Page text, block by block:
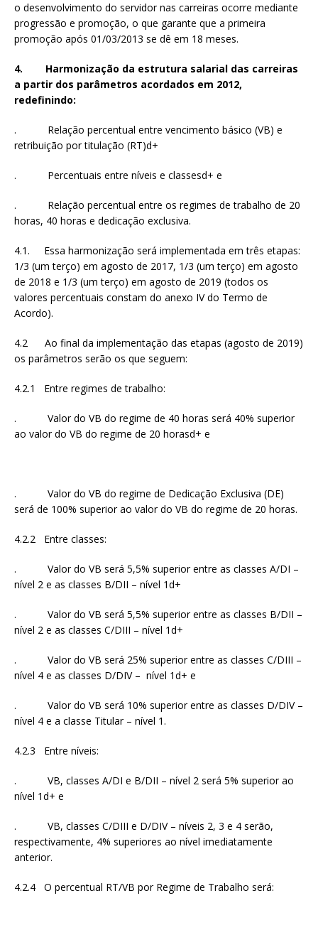
o desenvolvimento do servidor nas carreiras ocorre mediante
progressão e promoção, o que garante que a primeira
promoção após 01/03/2013 se dê em 18 meses.
4. Harmonização da estrutura salarial das carreiras
a partir dos parâmetros acordados em 2012,
redefinindo:
. Relação percentual entre vencimento básico (VB) e
retribuição por titulação (RT)d+
. Percentuais entre níveis e classesd+ e
. Relação percentual entre os regimes de trabalho de 20
horas, 40 horas e dedicação exclusiva.
4.1. Essa harmonização será implementada em três etapas:
1/3 (um terço) em agosto de 2017, 1/3 (um terço) em agosto
de 2018 e 1/3 (um terço) em agosto de 2019 (todos os
valores percentuais constam do anexo IV do Termo de
Acordo).
4.2 Ao final da implementação das etapas (agosto de 2019)
os parâmetros serão os que seguem:
4.2.1 Entre regimes de trabalho:
. Valor do VB do regime de 40 horas será 40% superior
ao valor do VB do regime de 20 horasd+ e
. Valor do VB do regime de Dedicação Exclusiva (DE)
será de 100% superior ao valor do VB do regime de 20 horas.
4.2.2 Entre classes:
. Valor do VB será 5,5% superior entre as classes A/DI –
nível 2 e as classes B/DII – nível 1d+
. Valor do VB será 5,5% superior entre as classes B/DII –
nível 2 e as classes C/DIII – nível 1d+
. Valor do VB será 25% superior entre as classes C/DIII –
nível 4 e as classes D/DIV – nível 1d+ e
. Valor do VB será 10% superior entre as classes D/DIV –
nível 4 e a classe Titular – nível 1.
4.2.3 Entre níveis:
. VB, classes A/DI e B/DII – nível 2 será 5% superior ao
nível 1d+ e
. VB, classes C/DIII e D/DIV – níveis 2, 3 e 4 serão,
respectivamente, 4% superiores ao nível imediatamente
anterior.
4.2.4 O percentual RT/VB por Regime de Trabalho será: